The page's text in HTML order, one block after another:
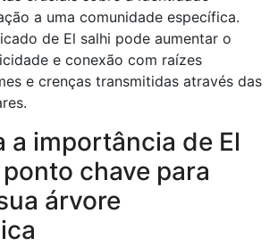
a uma comunidade específica.
de El salhi pode aumentar o
e conexão com raízes
e crenças transmitidas através das
a importância de El
chave para
árvore